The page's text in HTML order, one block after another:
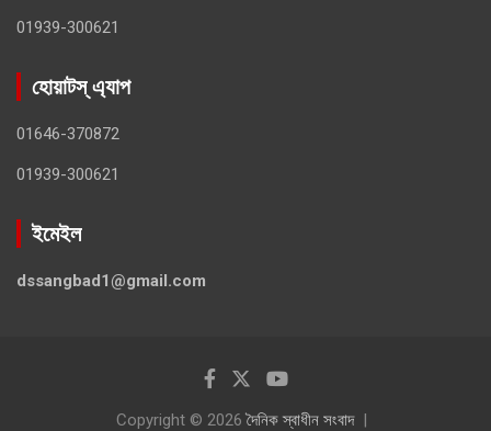
01939-300621
হোয়াটস্ এ্যাপ
01646-370872
01939-300621
ইমেইল
dssangbad1@gmail.com
Copyright © 2026দৈনিক স্বাধীন সংবাদ